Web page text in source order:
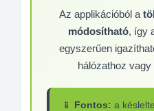
Az applikációból a
módosítható, így
egyszerűen
hálózathoz
📱 Fontos: a